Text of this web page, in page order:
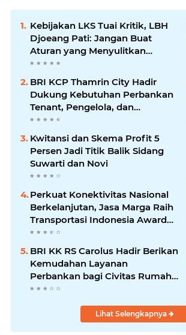
Kebijakan LKS Tuai Kritik, LBH
Djoeang Pati: Jangan Buat
Aturan yang Menyulitkan
Rakyat
BRI KCP Thamrin City Hadir
Dukung Kebutuhan Perbankan
Tenant, Pengelola, dan
Pengunjung Pusat
Perdagangan Jakarta Pusat
Kwitansi dan Skema Profit 5
Persen Jadi Titik Balik Sidang
Suwarti dan Novi
Perkuat Konektivitas Nasional
Berkelanjutan, Jasa Marga Raih
Transportasi Indonesia Award
2026
BRI KK RS Carolus Hadir Berikan
Kemudahan Layanan
Perbankan bagi Civitas Rumah
Sakit dan Masyarakat
Lihat Selengkapnya